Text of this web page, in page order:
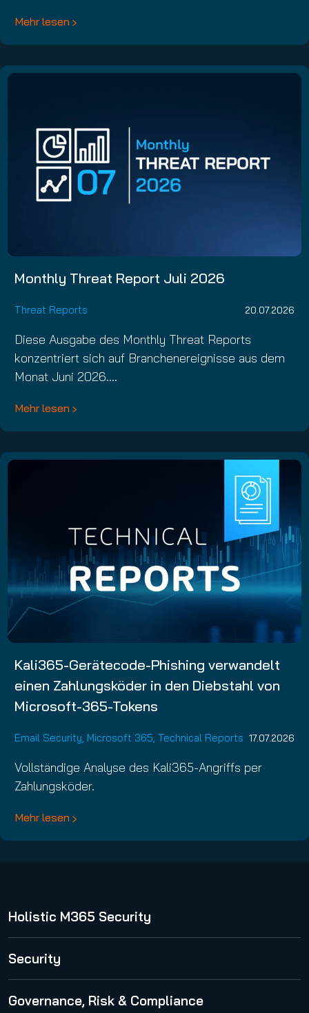
Mehr lesen
Monthly Threat Report Juli 2026
Threat Reports 20.07.2026
Diese Ausgabe des Monthly Threat Reports
konzentriert sich auf Branchenereignisse aus dem
Monat Juni 2026.…
Mehr lesen
Kali365-Gerätecode-Phishing verwandelt
einen Zahlungsköder in den Diebstahl von
Microsoft-365-Tokens
Email Security, Microsoft 365, Technical Reports 17.07.2026
Vollständige Analyse des Kali365-Angriffs per
Zahlungsköder.
Mehr lesen
Holistic M365 Security
365 Total Protection
Security
Spam and Malware Protection
Governance, Risk & Compliance